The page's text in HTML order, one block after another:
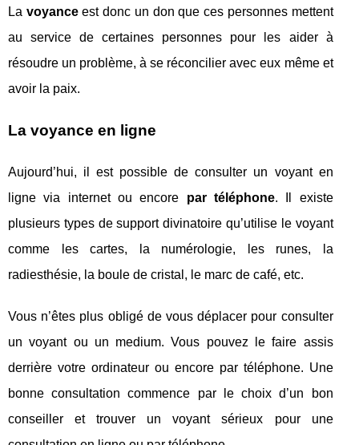
La voyanceest donc un don que ces personnes mettent
au service de certaines personnes pour les aider à
résoudre un problème, à se réconcilier avec eux même et
avoir la paix.
La voyance en ligne
Aujourd’hui, il est possible de consulter un voyant en
ligne via internet ou encore par téléphone. Il existe
plusieurs types de support divinatoire qu’utilise le voyant
comme les cartes, la numérologie, les runes, la
radiesthésie, la boule de cristal, le marc de café, etc.
Vous n’êtes plus obligé de vous déplacer pour consulter
un voyant ou un medium. Vous pouvez le faire assis
derrière votre ordinateur ou encore par téléphone. Une
bonne consultation commence par le choix d’un bon
conseiller et trouver un voyant sérieux pour une